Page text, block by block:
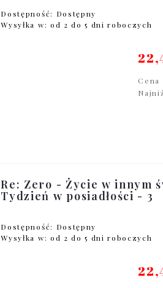
Dostępność: Dostępny
Wysyłka w: od 2 do 5 dni roboczych
Re: Zero - Życie w innym
Tydzień w posiadłości - 3
Dostępność: Dostępny
Wysyłka w: od 2 do 5 dni roboczych